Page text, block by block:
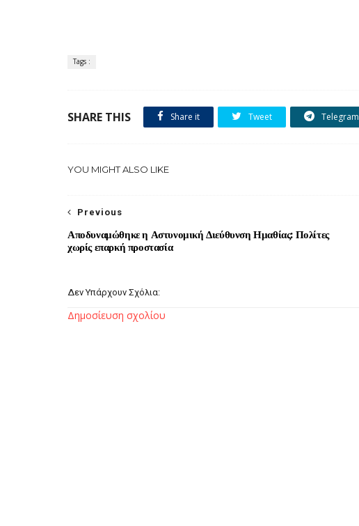
Tags :
SHARE THIS Share it Tweet Telegram
YOU MIGHT ALSO LIKE
Previous
Αποδυναμώθηκε η Αστυνομική Διεύθυνση Ημαθίας: Πολίτες
χωρίς επαρκή προστασία
Δεν Υπάρχουν Σχόλια:
Δημοσίευση σχολίου